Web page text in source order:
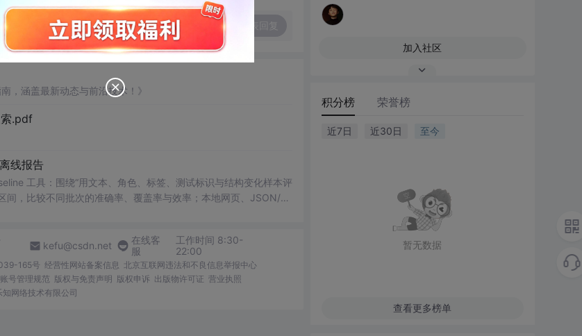
，涵盖最新动态与前沿技术！》
.pdf
线报告
工具：围绕“用文本、角色、标签、测试标识与结构变化样本评
间，比较不同批次的准确率、覆盖率与效率；本地网页、JSON/H
kefu@csdn.net
在线客
服
工作时间 8:30-
22:00
165号 经营性网站备案信息 北京互联网违法和不良信息举报中心
账号管理规范 版权与免责声明 版权申诉 出版物许可证 营业执照
网络技术有限公司
加入社区
积分榜 荣誉榜
近7日 近30日 至今
暂无数据
查看更多榜单